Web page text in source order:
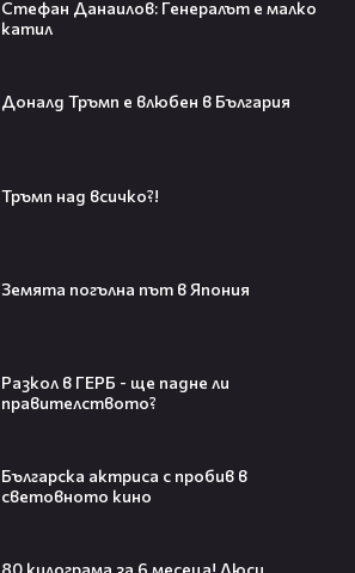
Стефан Данаилов: Генералът е малко
катил
Доналд Тръмп е влюбен в България
Тръмп над всичко?!
Земята погълна път в Япония
Разкол в ГЕРБ - ще падне ли
правителството?
Българска актриса с пробив в
световното кино
зарови капсула, която никой жив
Холанд?! 💀 Защо Спайдър-мен
заедно!😍